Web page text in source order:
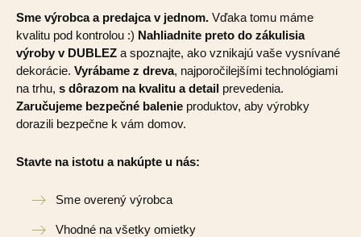
Sme výrobca a predajca v jednom. Vďaka tomu máme
kvalitu pod kontrolou :) Nahliadnite preto do zákulisia
výroby v DUBLEZ a spoznajte, ako vznikajú vaše vysnívané
dekorácie. Vyrábame z dreva, najporočilejšími technológiami
na trhu, s dôrazom na kvalitu a detail prevedenia.
Zaručujeme bezpečné balenie produktov, aby výrobky
dorazili bezpečne k vám domov.
Stavte na istotu a nakúpte u nás:
Sme overený výrobca
Vhodné na všetky omietky